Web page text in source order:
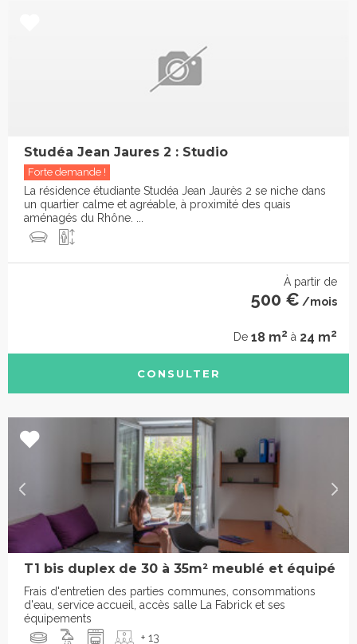
Studéa Jean Jaures 2 : Studio
Forte demande !
La résidence étudiante Studéa Jean Jaurès 2 se niche dans
un quartier calme et agréable, à proximité des quais
aménagés du Rhône. ...
À partir de
500 € /mois
De 18 m2 à 24 m2
CONSULTER
T1 bis duplex de 30 à 35m² meublé et équipé
Frais d'entretien des parties communes, consommations
d'eau, service accueil, accès salle La Fabrick et ses
équipements
+ 13